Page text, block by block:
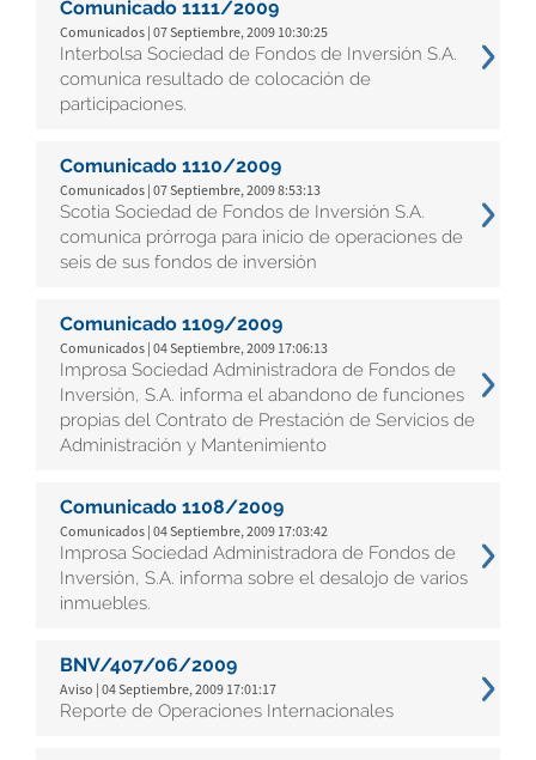
Comunicado 1111/2009
Comunicados | 07 Septiembre, 2009 10:30:25
Interbolsa Sociedad de Fondos de Inversión S.A.
comunica resultado de colocación de
participaciones.
Comunicado 1110/2009
Comunicados | 07 Septiembre, 2009 8:53:13
Scotia Sociedad de Fondos de Inversión S.A.
comunica prórroga para inicio de operaciones de
seis de sus fondos de inversión
Comunicado 1109/2009
Comunicados | 04 Septiembre, 2009 17:06:13
Improsa Sociedad Administradora de Fondos de
Inversión, S.A. informa el abandono de funciones
propias del Contrato de Prestación de Servicios de
Administración y Mantenimiento
Comunicado 1108/2009
Comunicados | 04 Septiembre, 2009 17:03:42
Improsa Sociedad Administradora de Fondos de
Inversión, S.A. informa sobre el desalojo de varios
inmuebles.
BNV/407/06/2009
Aviso | 04 Septiembre, 2009 17:01:17
Reporte de Operaciones Internacionales